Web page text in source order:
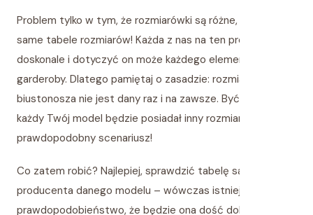
Problem tylko w tym, że rozmiarówki są różne, tak jak i
same tabele rozmiarów! Każda z nas na ten problem
doskonale i dotyczyć on może każdego elementu
garderoby. Dlatego pamiętaj o zasadzie: rozmiar
biustonosza nie jest dany raz i na zawsze. Być może
każdy Twój model będzie posiadał inny rozmiar. To bardzo
prawdopodobny scenariusz!
Co zatem robić? Najlepiej, sprawdzić tabelę samego
producenta danego modelu – wówczas istnieje spore
prawdopodobieństwo, że będzie ona dość dobrze